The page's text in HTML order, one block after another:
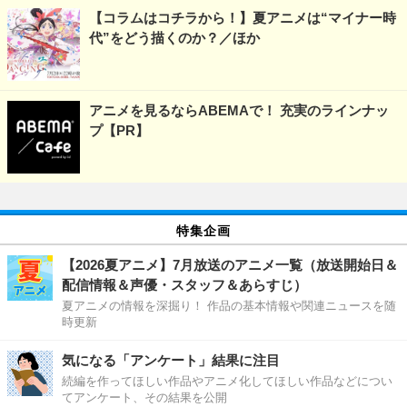
【コラムはコチラから！】夏アニメは“マイナー時
代”をどう描くのか？／ほか
アニメを見るならABEMAで！ 充実のラインナッ
プ【PR】
特集企画
【2026夏アニメ】7月放送のアニメ一覧（放送開始日＆
配信情報＆声優・スタッフ＆あらすじ）
夏アニメの情報を深掘り！ 作品の基本情報や関連ニュースを随
時更新
気になる「アンケート」結果に注目
続編を作ってほしい作品やアニメ化してほしい作品などについ
てアンケート、その結果を公開